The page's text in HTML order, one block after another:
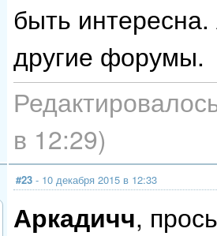
быть
другие форумы.
в 12:29)
#23 - 10 декабря 2015 в 12:33
Аркадичч,